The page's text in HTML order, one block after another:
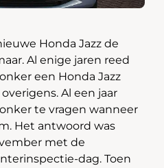
Honda Jazz de
Al enige jaren reed
een Honda Jazz
Al een jaar
te vragen wanneer
Het antwoord was
met de
dag. Toen